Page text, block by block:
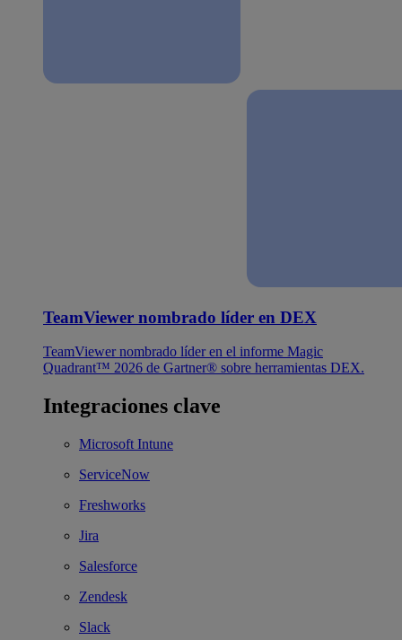
TeamViewer nombrado líder en DEX
TeamViewer nombrado líder en el informe Magic
Quadrant™ 2026 de Gartner® sobre herramientas DEX.
Integraciones clave
Microsoft Intune
ServiceNow
Freshworks
Jira
Salesforce
Zendesk
Slack